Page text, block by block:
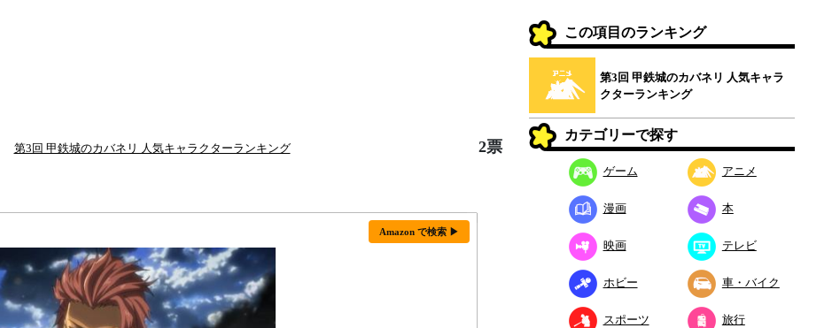
第3回 甲鉄城のカバネリ 人気キャラクターランキング 2票
Amazon で検索 ▶
この項目のランキング
第3回 甲鉄城のカバネリ 人気キャラ
クターランキング
カテゴリーで探す
ゲーム アニメ
漫画 本
映画 テレビ
ホビー 車・バイク
スポーツ 旅行